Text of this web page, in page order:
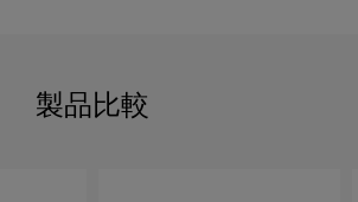
製品比較